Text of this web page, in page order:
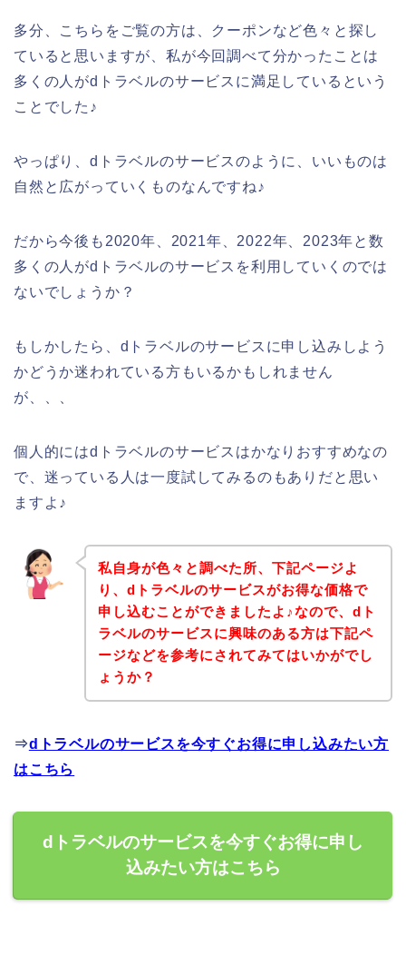
多分、こちらをご覧の方は、クーポンなど色々と探し
ていると思いますが、私が今回調べて分かったことは
多くの人がdトラベルのサービスに満足しているという
ことでした♪
やっぱり、dトラベルのサービスのように、いいものは
自然と広がっていくものなんですね♪
だから今後も2020年、2021年、2022年、2023年と数
多くの人がdトラベルのサービスを利用していくのでは
ないでしょうか？
もしかしたら、dトラベルのサービスに申し込みしよう
かどうか迷われている方もいるかもしれません
が、、、
個人的にはdトラベルのサービスはかなりおすすめなの
で、迷っている人は一度試してみるのもありだと思い
ますよ♪
私自身が色々と調べた所、下記ページよ
り、dトラベルのサービスがお得な価格で
申し込むことができましたよ♪なので、dト
ラベルのサービスに興味のある方は下記ペ
ージなどを参考にされてみてはいかがでし
ょうか？
⇒dトラベルのサービスを今すぐお得に申し込みたい方
はこちら
dトラベルのサービスを今すぐお得に申し
込みたい方はこちら